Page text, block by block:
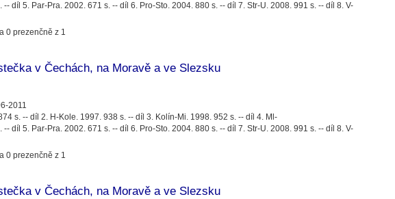
-- díl 5. Par-Pra. 2002. 671 s. -- díl 6. Pro-Sto. 2004. 880 s. -- díl 7. Str-U. 2008. 991 s. -- díl 8. V-
0 prezenčně z 1
v Čechách, na Moravě a ve Slezsku
2011
s. -- díl 2. H-Kole. 1997. 938 s. -- díl 3. Kolín-Mi. 1998. 952 s. -- díl 4. Ml-
-- díl 5. Par-Pra. 2002. 671 s. -- díl 6. Pro-Sto. 2004. 880 s. -- díl 7. Str-U. 2008. 991 s. -- díl 8. V-
0 prezenčně z 1
v Čechách, na Moravě a ve Slezsku